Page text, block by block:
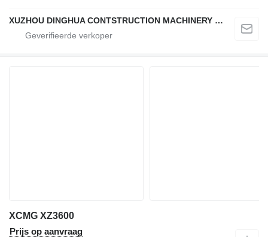
XUZHOU DINGHUA CONTSTRUCTION MACHINERY CO., LTD.
XCMG XZ3600
Prijs op aanvraag